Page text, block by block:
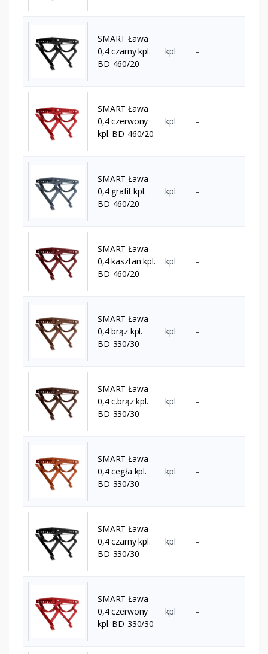
SMART Ława
0,4 czarny kpl.
BD-460/20
kpl –
SMART Ława
0,4 czerwony
kpl. BD-460/20
kpl –
SMART Ława
0,4 grafit kpl.
BD-460/20
kpl –
SMART Ława
0,4 kasztan kpl.
BD-460/20
kpl –
SMART Ława
0,4 brąz kpl.
BD-330/30
kpl –
SMART Ława
0,4 c.brąz kpl.
BD-330/30
kpl –
SMART Ława
0,4 cegła kpl.
BD-330/30
kpl –
SMART Ława
0,4 czarny kpl.
BD-330/30
kpl –
SMART Ława
0,4 czerwony
kpl. BD-330/30
kpl –